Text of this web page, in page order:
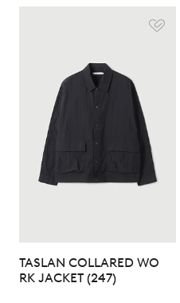
TASLAN COLLARED WO
RK JACKET (247)